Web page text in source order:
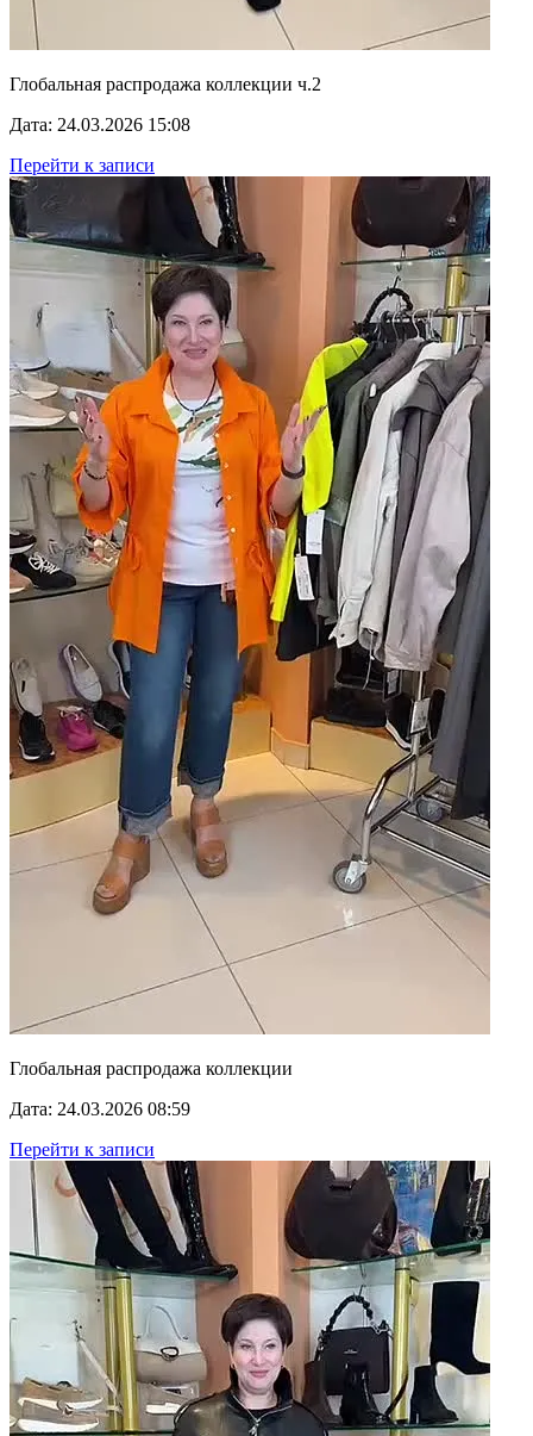
Глобальная распродажа коллекции ч.2
Дата: 24.03.2026 15:08
Перейти к записи
Глобальная распродажа коллекции
Дата: 24.03.2026 08:59
Перейти к записи